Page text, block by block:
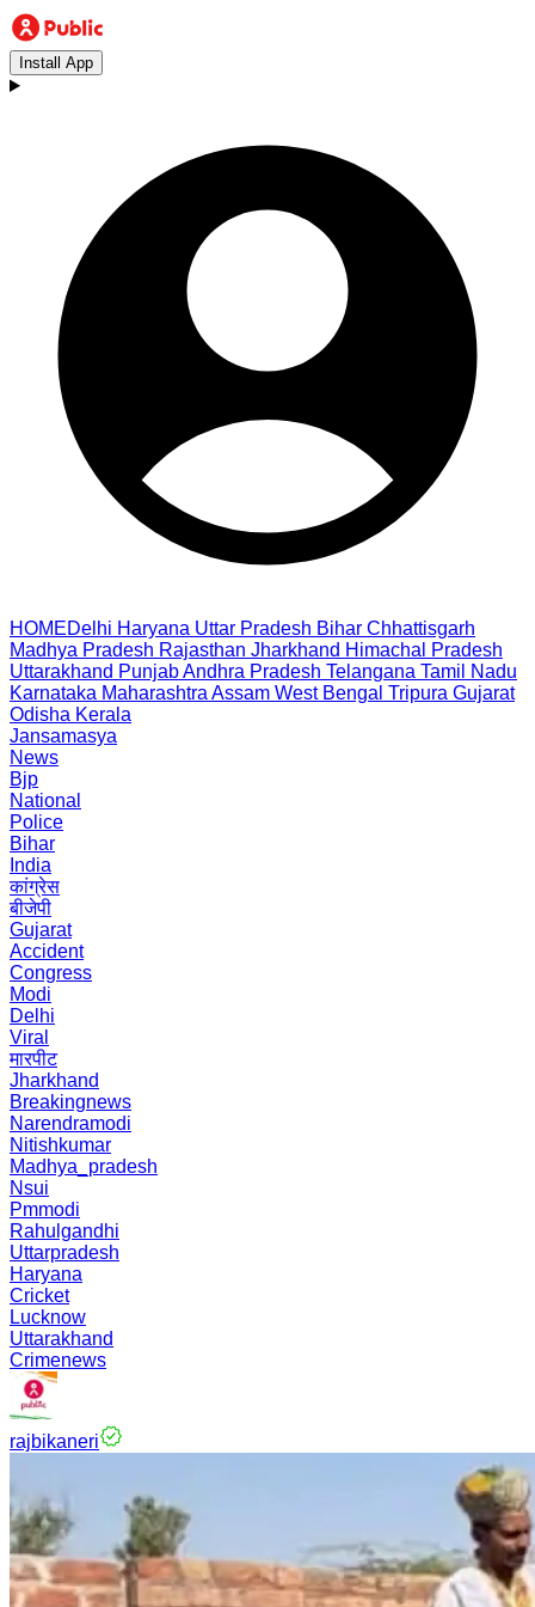
Install App
HOMEDelhi Haryana Uttar Pradesh Bihar Chhattisgarh
Madhya Pradesh Rajasthan Jharkhand Himachal Pradesh
Uttarakhand PunjabAndhra Pradesh Telangana Tamil Nadu
Karnataka Maharashtra Assam West Bengal Tripura Gujarat
Odisha Kerala
Jansamasya
News
Bjp
National
Police
Bihar
India
कांग्रेस
बीजेपी
Gujarat
Accident
Congress
Modi
Delhi
Viral
मारपीट
Jharkhand
Breakingnews
Narendramodi
Nitishkumar
Madhya_pradesh
Nsui
Pmmodi
Rahulgandhi
Uttarpradesh
Haryana
Cricket
Lucknow
Uttarakhand
Crimenews
rajbikaneri